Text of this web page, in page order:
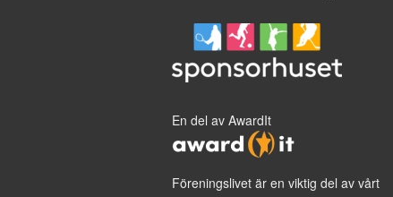
En del av AwardIt
Föreningslivet är en viktig del av vårt